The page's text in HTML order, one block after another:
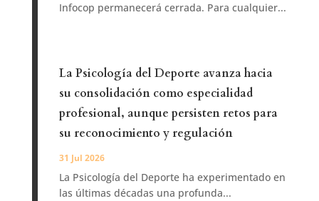
Infocop permanecerá cerrada. Para cualquier...
La Psicología del Deporte avanza hacia
su consolidación como especialidad
profesional, aunque persisten retos para
su reconocimiento y regulación
31 Jul 2026
La Psicología del Deporte ha experimentado en
las últimas décadas una profunda...